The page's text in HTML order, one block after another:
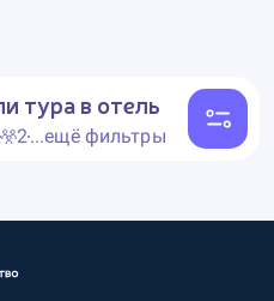
тура в отель
2...ещё фильтры